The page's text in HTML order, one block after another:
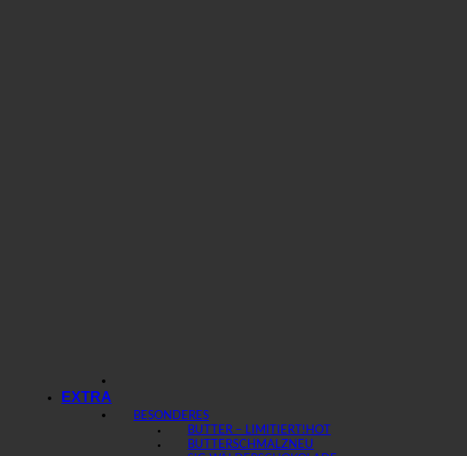
EXTRA
BESONDERES
BUTTER – LIMITIERT!
BUTTERSCHMALZ